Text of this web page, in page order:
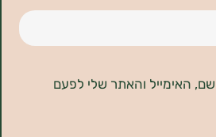
והאתר שלי לפעם